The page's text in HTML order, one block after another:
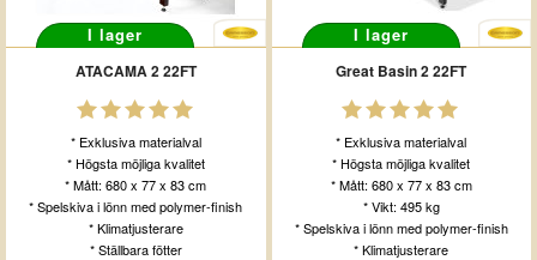
I lager
ATACAMA 2 22FT
* Exklusiva materialval
* Högsta möjliga kvalitet
* Mått: 680 x 77 x 83 cm
* Spelskiva i lönn med polymer-finish
* Klimatjusterare
* Ställbara fötter
I lager
Great Basin 2 22FT
* Exklusiva materialval
* Högsta möjliga kvalitet
* Mått: 680 x 77 x 83 cm
* Vikt: 495 kg
* Spelskiva i lönn med polymer-finish
* Klimatjusterare